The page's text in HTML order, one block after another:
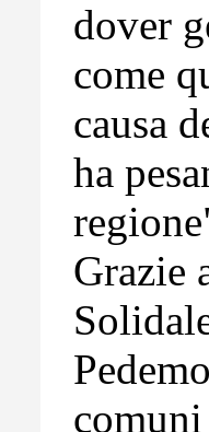
dover
come
causa
ha
Grazie